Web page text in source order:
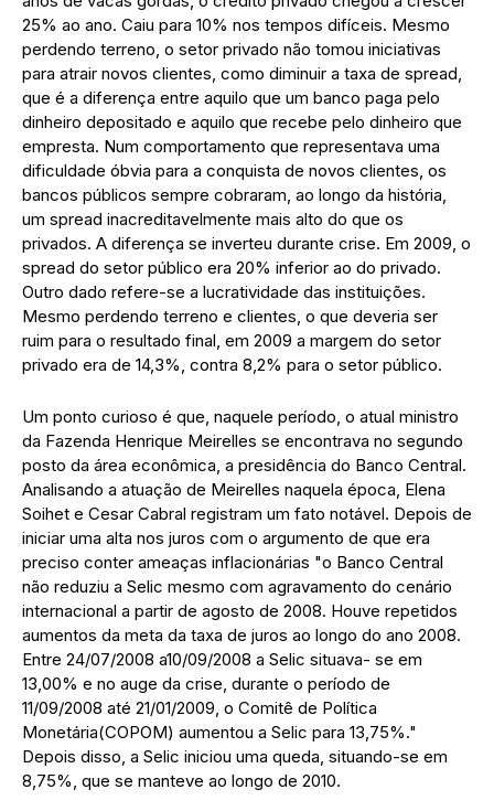
25% ao ano. Caiu para 10% nos tempos difíceis. Mesmo
perdendo terreno, o setor privado não tomou iniciativas
para atrair novos clientes, como diminuir a taxa de spread,
que é a diferença entre aquilo que um banco paga pelo
dinheiro depositado e aquilo que recebe pelo dinheiro que
empresta. Num comportamento que representava uma
dificuldade óbvia para a conquista de novos clientes, os
bancos públicos sempre cobraram, ao longo da história,
um spread inacreditavelmente mais alto do que os
privados. A diferença se inverteu durante crise. Em 2009, o
spread do setor público era 20% inferior ao do privado.
Outro dado refere-se a lucratividade das instituições.
Mesmo perdendo terreno e clientes, o que deveria ser
ruim para o resultado final, em 2009 a margem do setor
privado era de 14,3%, contra 8,2% para o setor público.
Um ponto curioso é que, naquele período, o atual ministro
da Fazenda Henrique Meirelles se encontrava no segundo
posto da área econômica, a presidência do Banco Central.
Analisando a atuação de Meirelles naquela época, Elena
Soihet e Cesar Cabral registram um fato notável. Depois de
iniciar uma alta nos juros com o argumento de que era
preciso conter ameaças inflacionárias "o Banco Central
não reduziu a Selic mesmo com agravamento do cenário
internacional a partir de agosto de 2008. Houve repetidos
aumentos da meta da taxa de juros ao longo do ano 2008.
Entre 24/07/2008 a10/09/2008 a Selic situava- se em
13,00% e no auge da crise, durante o período de
11/09/2008 até 21/01/2009, o Comitê de Política
Monetária(COPOM) aumentou a Selic para 13,75%."
Depois disso, a Selic iniciou uma queda, situando-se em
8,75%, que se manteve ao longo de 2010.